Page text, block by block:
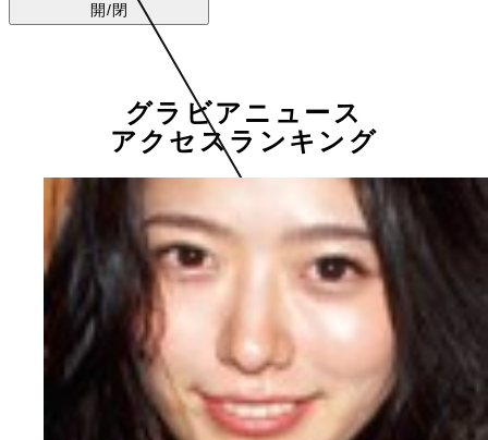
開/閉
グラビアニュース
アクセスランキング